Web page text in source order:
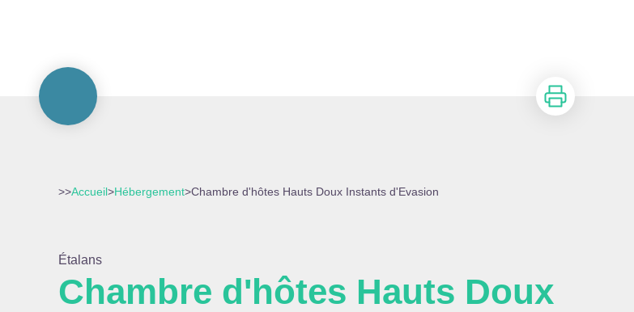
Imprimer
>>Accueil>Hébergement>Chambre d'hôtes Hauts Doux Instants d'Evasion
Étalans
Chambre d'hôtes Hauts Doux